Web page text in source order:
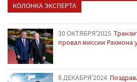
КОЛОНКА ЭКСПЕРТА
30 ОКТЯБРЯ'2025
провал миссии Рахмона
8 ДЕКАБРЯ'2024